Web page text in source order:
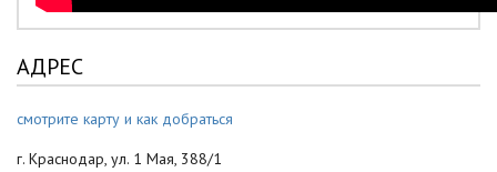
АДРЕС
смотрите карту и как добраться
г. Краснодар, ул. 1 Мая, 388/1